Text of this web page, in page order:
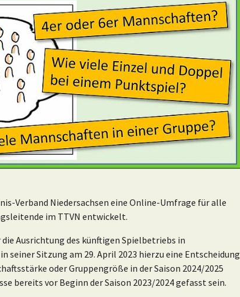
Verband Niedersachsen eine Online-Umfrage für alle
im TTVN entwickelt.
Ausrichtung des künftigen Spielbetriebs in
seiner Sitzung am 29. April 2023 hierzu eine Entscheidung
oder Gruppengröße in der Saison 2024/2025
bereits vor Beginn der Saison 2023/2024 gefasst sein.